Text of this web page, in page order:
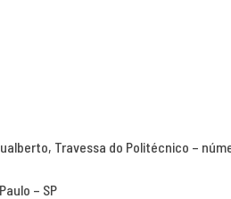
Travessa do Politécnico –
– SP